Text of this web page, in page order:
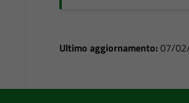
Ultimo aggiornamento: 07/